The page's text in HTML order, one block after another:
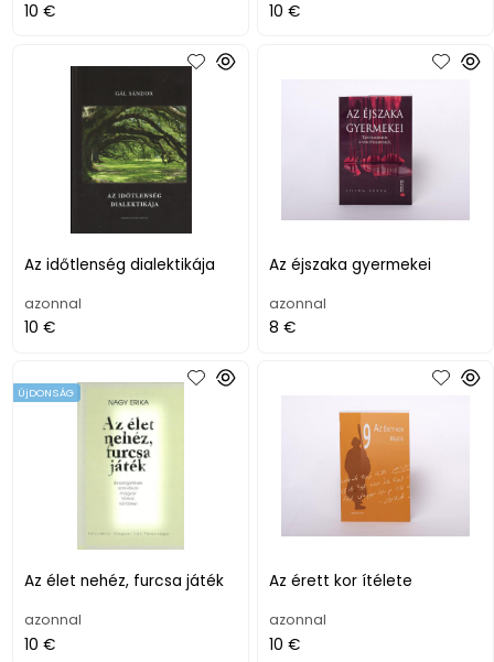
10 € 10 €
Az időtlenség dialektikája
azonnal
10 €
Az éjszaka gyermekei
azonnal
8 €
Az élet nehéz, furcsa játék
ÚjDONSÁG
azonnal
10 €
Az érett kor ítélete
azonnal
10 €